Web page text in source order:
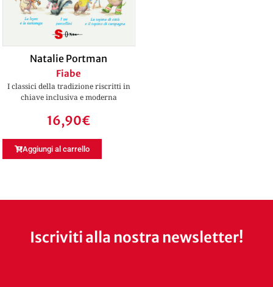
Natalie Portman
Fiabe
I classici della tradizione riscritti in
chiave inclusiva e moderna
16,90€
Aggiungi al carrello
Iscriviti alla nostra newsletter!